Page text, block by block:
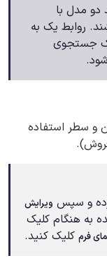
دو مدل با
روابط یک به
جستجوی
و سطر استفاده
و سپس ویرایش
به هنگام کلیک
فرم کلیک کنید.